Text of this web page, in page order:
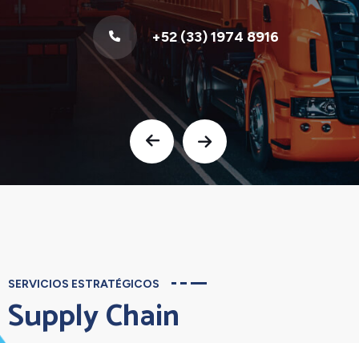
+52 (33) 1974 8916
SERVICIOS ESTRATÉGICOS
Supply Chain